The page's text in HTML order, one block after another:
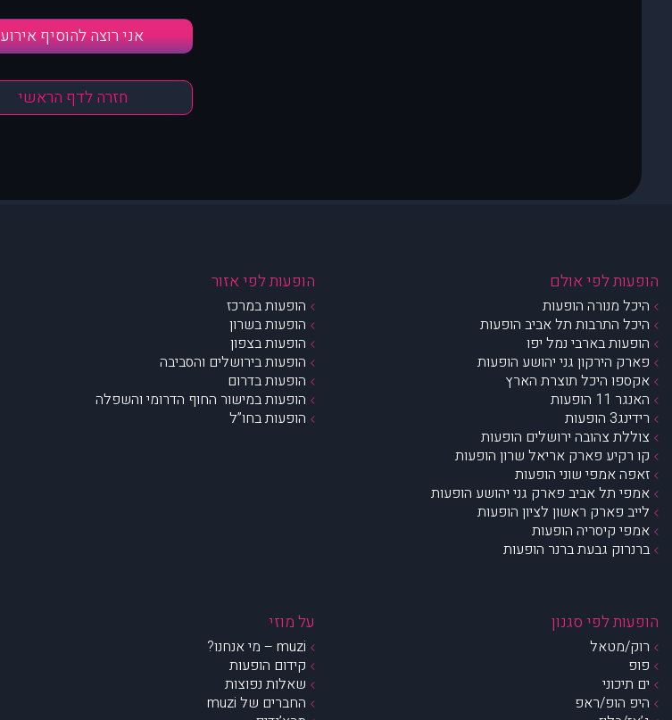
אני רוצה להוסיף אירוע
חזרה לדף הראשי
הופעות לפי אולם
היכל מנורה הופעות
היכל התרבות תל אביב הופעות
הופעות בארבי נמל יפו
פארק הירקון גני יהושע הופעות
אקספו היכל תוצרת הארץ
האנגר 11 הופעות
רידינג3 הופעות
צוללת צהובה ירושלים הופעות
קו רקיע פארק אריאל שרון הופעות
זאפה אמפי שוני הופעות
אמפי תל אביב פארק גני יהושע הופעות
לייב פארק ראשון לציון הופעות
אמפי קיסריה הופעות
ברנרוק גבעת ברנר הופעות
הופעות לפי אזור
הופעות במרכז
הופעות בשרון
הופעות בצפון
הופעות בירושלים והסביבה
הופעות בדרום
הופעות במישור החוף הדרומי והשפלה
הופעות בחו”ל
הופעות לפי סגנון
רוק/מטאל
פופ
ים תיכוני
היפ הופ/ראפ
על מוזי
muzi – מי אנחנו?
קידום הופעות
שאלות נפוצות
החברים של muzi